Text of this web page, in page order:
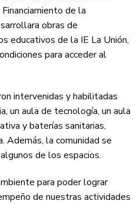
de la
obras de
educativos de la IE La Unión,
para acceder al
intervenidas y habilitadas
un aula de tecnología, un aula
y baterías sanitarias,
Además, la comunidad se
de los espacios.
para poder lograr
de nuestras actividades